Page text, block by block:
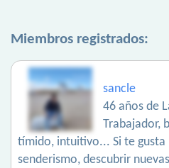
Miembros registrados:
sancle
46 años de
Trabajador,
tímido, intuitivo... Si te gusta
senderismo, descubrir